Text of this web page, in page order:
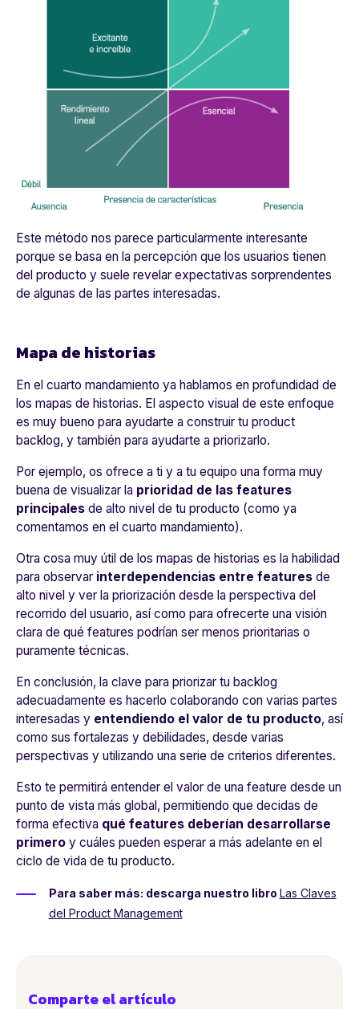
Este método nos parece particularmente interesante
porque se basa en la percepción que los usuarios tienen
del producto y suele revelar expectativas sorprendentes
de algunas de las partes interesadas.
Mapa de historias
En el cuarto mandamiento ya hablamos en profundidad de
los mapas de historias. El aspecto visual de este enfoque
es muy bueno para ayudarte a construir tu product
backlog, y también para ayudarte a priorizarlo.
Por ejemplo, os ofrece a ti y a tu equipo una forma muy
buena de visualizar la prioridad de las features
principales de alto nivel de tu producto (como ya
comentamos en el cuarto mandamiento).
Otra cosa muy útil de los mapas de historias es la habilidad
para observar interdependencias entre features de
alto nivel y ver la priorización desde la perspectiva del
recorrido del usuario, así como para ofrecerte una visión
clara de qué features podrían ser menos prioritarias o
puramente técnicas.
En conclusión, la clave para priorizar tu backlog
adecuadamente es hacerlo colaborando con varias partes
interesadas y entendiendo el valor de tu producto, así
como sus fortalezas y debilidades, desde varias
perspectivas y utilizando una serie de criterios diferentes.
Esto te permitirá entender el valor de una feature desde un
punto de vista más global, permitiendo que decidas de
forma efectiva qué features deberían desarrollarse
primero y cuáles pueden esperar a más adelante en el
ciclo de vida de tu producto.
Para saber más: descarga nuestro libro Las Claves
del Product Management
Comparte el artículo